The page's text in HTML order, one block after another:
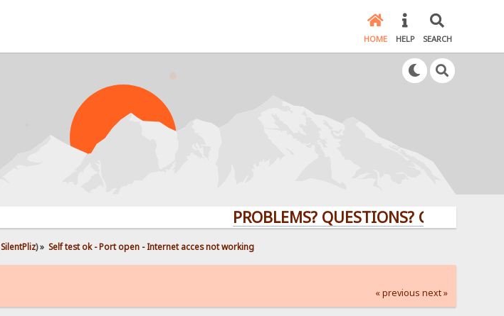
HOME HELP SEARCH
PROBLEMS? QUESTIONS? CLICK HERE!
SilentPliz) » Self test ok - Port open - Internet acces not working
« previous next »